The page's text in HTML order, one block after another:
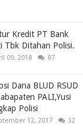
Kredit PT Bank
Tbk Ditahan Polisi.
09, 2018 87
Dana BLUD RSUD
PALI,Yusi
Polisi
12, 2017 32